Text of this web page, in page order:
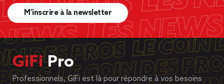
M’inscrire à la newsletter
GiFiPro
Professionnels, GiFi est là pour répondre à vos besoins